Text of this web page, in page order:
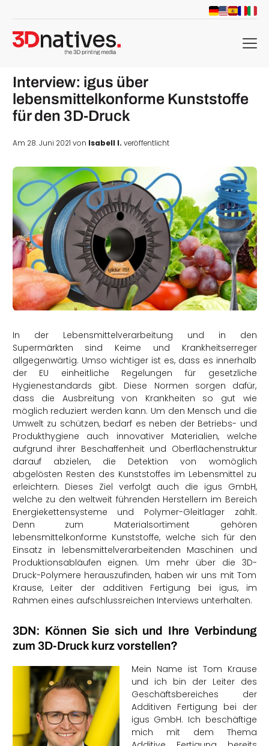
menu
Interview: igus über
lebensmittelkonforme Kunststoffe
für den 3D-Druck
Am 28. Juni 2021 von Isabell I. veröffentlicht
In der Lebensmittelverarbeitung und in den
Supermärkten sind Keime und Krankheitserreger
allgegenwärtig. Umso wichtiger ist es, dass es innerhalb
der EU einheitliche Regelungen für gesetzliche
Hygienestandards gibt. Diese Normen sorgen dafür,
dass die Ausbreitung von Krankheiten so gut wie
möglich reduziert werden kann. Um den Mensch und die
Umwelt zu schützen, bedarf es neben der Betriebs- und
Produkthygiene auch innovativer Materialien, welche
aufgrund ihrer Beschaffenheit und Oberflächenstruktur
darauf abzielen, die Detektion von womöglich
abgelösten Resten des Kunststoffes im Lebensmittel zu
erleichtern. Dieses Ziel verfolgt auch die igus GmbH,
welche zu den weltweit führenden Herstellern im Bereich
Energiekettensysteme und Polymer-Gleitlager zählt.
Denn zum Materialsortiment gehören
lebensmittelkonforme Kunststoffe, welche sich für den
Einsatz in lebensmittelverarbeitenden Maschinen und
Produktionsabläufen eignen. Um mehr über die 3D-
Druck-Polymere herauszufinden, haben wir uns mit Tom
Krause, Leiter der additiven Fertigung bei igus, im
Rahmen eines aufschlussreichen Interviews unterhalten.
3DN: Können Sie sich und Ihre Verbindung
zum 3D-Druck kurz vorstellen?
Mein Name ist Tom Krause
und ich bin der Leiter des
Geschäftsbereiches der
Additiven Fertigung bei der
igus GmbH. Ich beschäftige
mich mit dem Thema